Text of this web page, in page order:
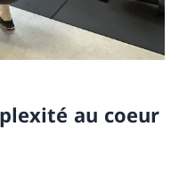
au coeur